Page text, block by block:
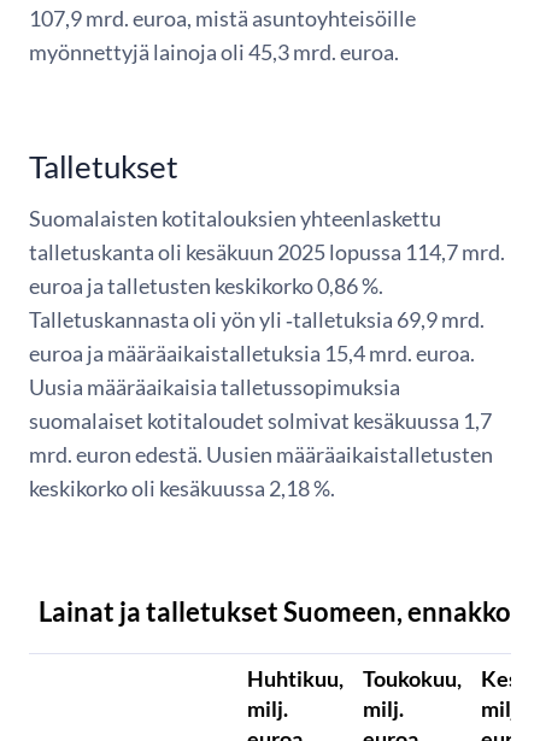
107,9 mrd. euroa, mistä asuntoyhteisöille
myönnettyjä lainoja oli 45,3 mrd. euroa.
Talletukset
Suomalaisten kotitalouksien yhteenlaskettu
talletuskanta oli kesäkuun 2025 lopussa 114,7 mrd.
euroa ja talletusten keskikorko 0,86 %.
Talletuskannasta oli yön yli ‑talletuksia 69,9 mrd.
euroa ja määräaikaistalletuksia 15,4 mrd. euroa.
Uusia määräaikaisia talletussopimuksia
suomalaiset kotitaloudet solmivat kesäkuussa 1,7
mrd. euron edestä. Uusien määräaikaistalletusten
keskikorko oli kesäkuussa 2,18 %.
Lainat ja talletukset Suomeen,
Huhtikuu,
milj.
Toukokuu,
milj.
milj.